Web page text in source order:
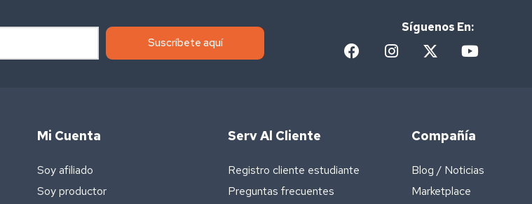
Suscríbete aquí
Síguenos En:
Mi Cuenta
Soy afiliado
Soy productor
Serv Al Cliente
Registro cliente estudiante
Preguntas frecuentes
Compañía
Blog / Noticias
Marketplace